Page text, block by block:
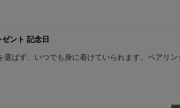
ント 記念日
ばず、いつでも身に着けていられます。ペアリン